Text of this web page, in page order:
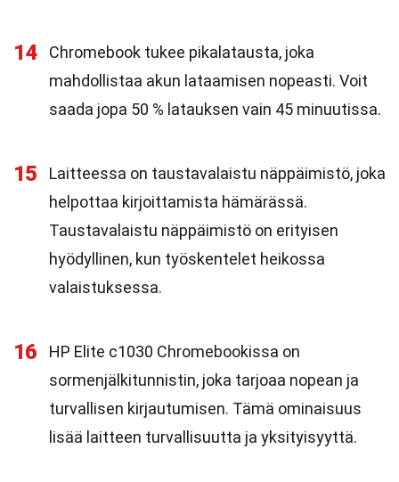
14
Chromebook tukee pikalatausta, joka
mahdollistaa akun lataamisen nopeasti. Voit
saada jopa 50 % latauksen vain 45 minuutissa.
15
Laitteessa on taustavalaistu näppäimistö, joka
helpottaa kirjoittamista hämärässä.
Taustavalaistu näppäimistö on erityisen
hyödyllinen, kun työskentelet heikossa
valaistuksessa.
16
HP Elite c1030 Chromebookissa on
sormenjälkitunnistin, joka tarjoaa nopean ja
turvallisen kirjautumisen. Tämä ominaisuus
lisää laitteen turvallisuutta ja yksityisyyttä.